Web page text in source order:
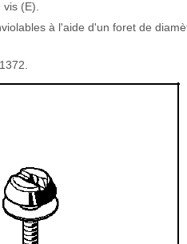
(E).
à l'aide d'un foret de